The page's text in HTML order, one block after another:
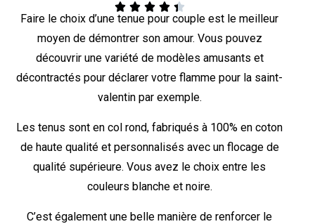
    
Faire le choix d’une tenue pour couple est le meilleur
moyen de démontrer son amour. Vous pouvez
découvrir une variété de modèles amusants et
décontractés pour déclarer votre flamme pour la saint-
valentin par exemple.
Les tenus sont en col rond, fabriqués à 100% en coton
de haute qualité et personnalisés avec un flocage de
qualité supérieure. Vous avez le choix entre les
couleurs blanche et noire.
C’est également une belle manière de renforcer le